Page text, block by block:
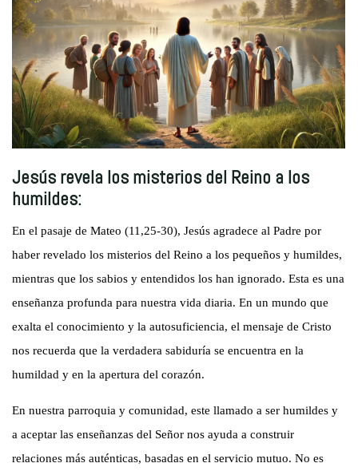
Jesús revela los misterios del Reino a los
humildes:
En el pasaje de Mateo (11,25-30), Jesús agradece al Padre por
haber revelado los misterios del Reino a los pequeños y humildes,
mientras que los sabios y entendidos los han ignorado. Esta es una
enseñanza profunda para nuestra vida diaria. En un mundo que
exalta el conocimiento y la autosuficiencia, el mensaje de Cristo
nos recuerda que la verdadera sabiduría se encuentra en la
humildad y en la apertura del corazón.
En nuestra parroquia y comunidad, este llamado a ser humildes y
a aceptar las enseñanzas del Señor nos ayuda a construir
relaciones más auténticas, basadas en el servicio mutuo. No es